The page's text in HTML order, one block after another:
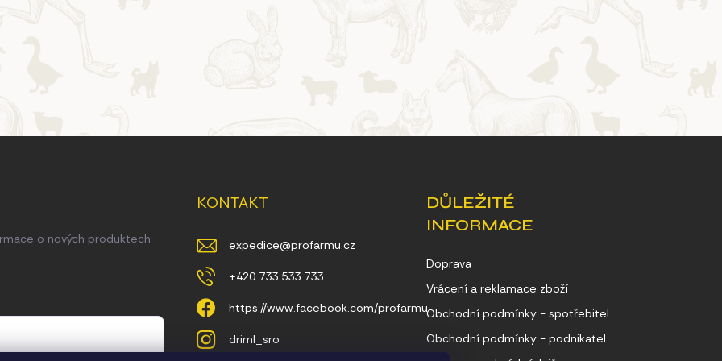
o nových produktech
KONTAKT
expedice@profarmu.cz
+420 733 533 733
https://www.facebook.com/profarmu
driml_sro
DŮLEŽITÉ
INFORMACE
Doprava
Vrácení a reklamace zboží
Obchodní podmínky - spotřebitel
Obchodní podmínky - podnikatel